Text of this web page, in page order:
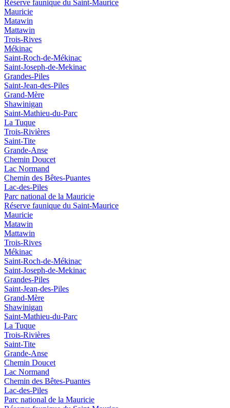
Réserve faunique du Saint‑Maurice
Mauricie
Matawin
Mattawin
Trois-Rives
Mékinac
Saint-Roch-de-Mékinac
Saint-Joseph-de-Mekinac
Grandes-Piles
Saint-Jean-des-Piles
Grand-Mère
Shawinigan
Saint-Mathieu-du-Parc
La Tuque
Trois-Rivières
Saint-Tite
Grande-Anse
Chemin Doucet
Lac Normand
Chemin des Bêtes-Puantes
Lac-des-Piles
Parc national de la Mauricie
Réserve faunique du Saint‑Maurice
Mauricie
Matawin
Mattawin
Trois-Rives
Mékinac
Saint-Roch-de-Mékinac
Saint-Joseph-de-Mekinac
Grandes-Piles
Saint-Jean-des-Piles
Grand-Mère
Shawinigan
Saint-Mathieu-du-Parc
La Tuque
Trois-Rivières
Saint-Tite
Grande-Anse
Chemin Doucet
Lac Normand
Chemin des Bêtes-Puantes
Lac-des-Piles
Parc national de la Mauricie